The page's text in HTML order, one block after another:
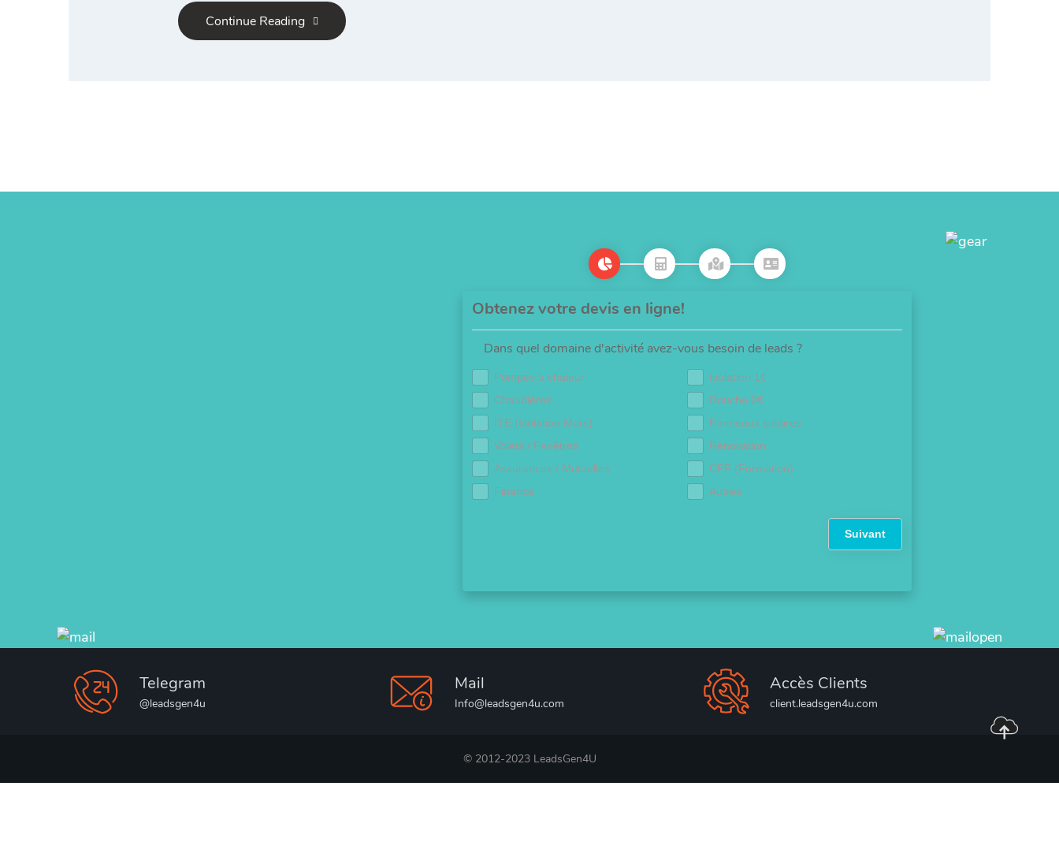
Continue Reading
Obtenez votre devis en ligne!
Dans quel domaine d'activité avez-vous besoin de leads ?
Pompes à chaleur
Isolation 1€
Chaudières
Douche 0€
ITE (Isolation Murs)
Panneaux solaires
Volets / Fenêtres
Rénovation
Assurances / Mutuelles
CPF (Formation)
Finance
Autres
Suivant
Telegram
@leadsgen4u
Mail
Info@leadsgen4u.com
Accès Clients
client.leadsgen4u.com
© 2012-2023 LeadsGen4U